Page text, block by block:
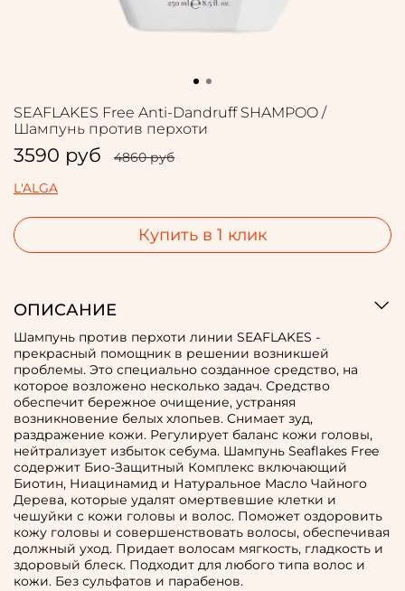
L'ALGA
SEAFLAKES Free Anti-Dandruff SHAMPOO /
Шампунь против перхоти
3590 руб 4860 руб
Купить в 1 клик
ОПИСАНИЕ
Шампунь против перхоти линии SEAFLAKES -
прекрасный помощник в решении возникшей
проблемы. Это специально созданное средство, на
которое возложено несколько задач. Средство
обеспечит бережное очищение, устраняя
возникновение белых хлопьев. Cнимает зуд,
раздражение кожи. Регулирует баланс кожи головы,
нейтрализует избыток себума. Шампунь Seaflakes Free
содержит Био-Защитный Комплекс включающий
Биотин, Ниацинамид и Натуральное Масло Чайного
Дерева, которые удалят омертвевшие клетки и
чешуйки с кожи головы и волос. Поможет оздоровить
кожу головы и совершенствовать волосы, обеспечивая
должный уход. Придает волосам мягкость, гладкость и
здоровый блеск. Подходит для любого типа волос и
кожи. Без сульфатов и парабенов.